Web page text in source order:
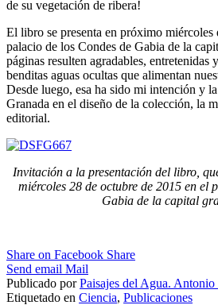
de su vegetación de ribera!
El libro se presenta en próximo miércoles
palacio de los Condes de Gabia de la
páginas resulten agradables, entretenidas
benditas aguas ocultas que alimentan
Desde luego, esa ha sido mi intención y
Granada en el diseño de la colección, la
editorial.
Invitación a la presentación del libro,
miércoles 28 de octubre de 2015 en el
Gabia de la capital
Share on Facebook Share
Send email Mail
Publicado porPaisajes del Agua.
Etiquetado en Ciencia, Publicaciones